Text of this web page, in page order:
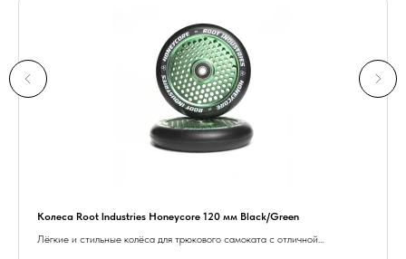
Колеса Root Industries Honeycore 120 мм Black/Green
Лёгкие и стильные колёса для трюкового самоката с отличной